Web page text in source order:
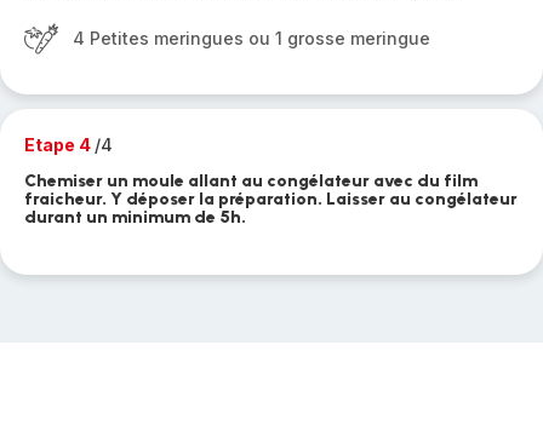
4 Petites meringues ou 1 grosse meringue
Etape 4 /4
Chemiser un moule allant au congélateur avec du film
fraicheur. Y déposer la préparation. Laisser au congélateur
durant un minimum de 5h.